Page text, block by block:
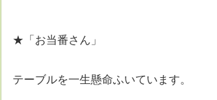
★「お当番さん」
テーブルを一生懸命ふいています。